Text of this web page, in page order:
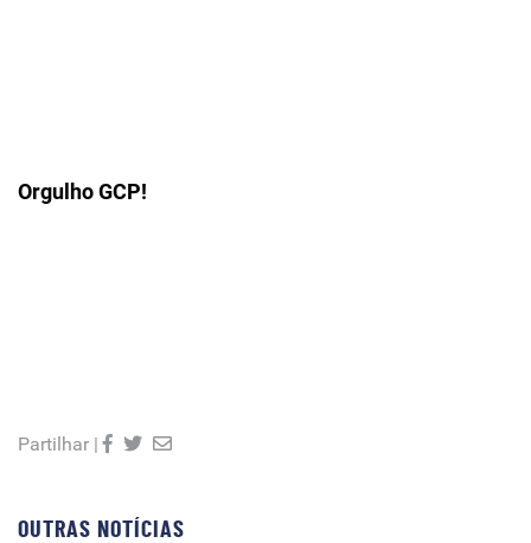
Orgulho GCP!
Partilhar |
OUTRAS NOTÍCIAS